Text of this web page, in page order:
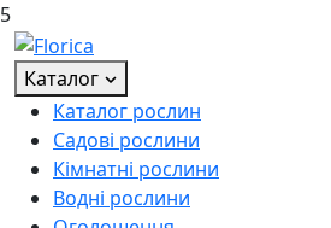
5
Каталог
Каталог рослин
Садові рослини
Кімнатні рослини
Водні рослини